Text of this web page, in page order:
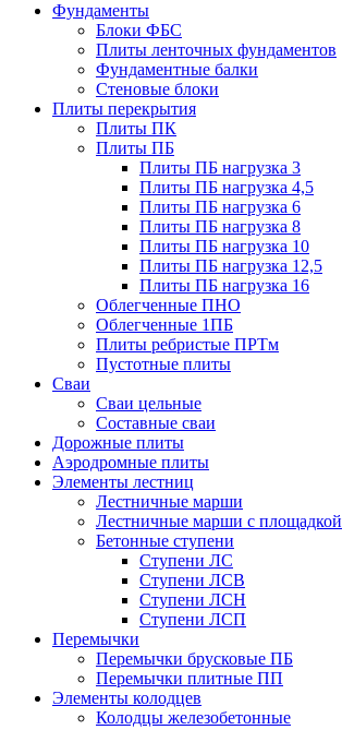
Фундаменты
Блоки ФБС
Плиты ленточных фундаментов
Фундаментные балки
Стеновые блоки
Плиты перекрытия
Плиты ПК
Плиты ПБ
Плиты ПБ нагрузка 3
Плиты ПБ нагрузка 4,5
Плиты ПБ нагрузка 6
Плиты ПБ нагрузка 8
Плиты ПБ нагрузка 10
Плиты ПБ нагрузка 12,5
Плиты ПБ нагрузка 16
Облегченные ПНО
Облегченные 1ПБ
Плиты ребристые ПРТм
Пустотные плиты
Сваи
Сваи цельные
Составные сваи
Дорожные плиты
Аэродромные плиты
Элементы лестниц
Лестничные марши
Лестничные марши с площадкой
Бетонные ступени
Ступени ЛС
Ступени ЛСВ
Ступени ЛСН
Ступени ЛСП
Перемычки
Перемычки брусковые ПБ
Перемычки плитные ПП
Элементы колодцев
Колодцы железобетонные